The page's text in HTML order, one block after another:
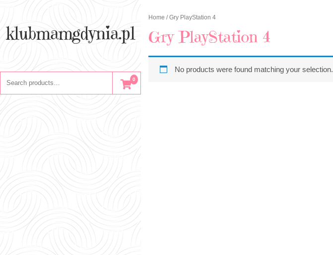
content
klubmamgdynia.pl
for:
0
Home / Gry PlayStation 4
Gry PlayStation 4
No products were found matching your selection.